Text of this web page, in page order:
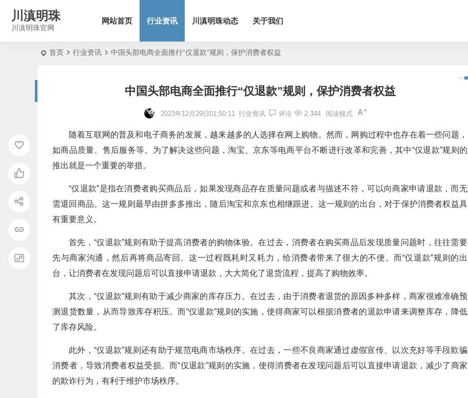
川滇明珠
川滇明珠官网
网站首页 行业资讯 川滇明珠动态 关于我们
首页 行业资讯 中国头部电商全面推行“仅退款”规则，保护消费者权益
中国头部电商全面推行“仅退款”规则，保护消费者权益
2023年12月29日01:50:11 行业资讯 评论 2,344 阅读模式
随着互联网的普及和电子商务的发展，越来越多的人选择在网上购物。然而，网购过程中也存在着一些问题，
如商品质量、售后服务等。为了解决这些问题，淘宝、京东等电商平台不断进行改革和完善，其中“仅退款”规则的
推出就是一个重要的举措。
“仅退款”是指在消费者购买商品后，如果发现商品存在质量问题或者与描述不符，可以向商家申请退款，而无
需退回商品。这一规则最早由拼多多推出，随后淘宝和京东也相继跟进。这一规则的出台，对于保护消费者权益具
有重要意义。
首先，“仅退款”规则有助于提高消费者的购物体验。在过去，消费者在购买商品后发现质量问题时，往往需要
先与商家沟通，然后再将商品寄回。这一过程既耗时又耗力，给消费者带来了很大的不便。而“仅退款”规则的出
台，让消费者在发现问题后可以直接申请退款，大大简化了退货流程，提高了购物效率。
其次，“仅退款”规则有助于减少商家的库存压力。在过去，由于消费者退货的原因多种多样，商家很难准确预
测退货数量，从而导致库存积压。而“仅退款”规则的实施，使得商家可以根据消费者的退款申请来调整库存，降低
了库存风险。
此外，“仅退款”规则还有助于规范电商市场秩序。在过去，一些不良商家通过虚假宣传、以次充好等手段欺骗
消费者，导致消费者权益受损。而“仅退款”规则的实施，使得消费者在发现问题后可以直接申请退款，减少了商家
的欺诈行为，有利于维护市场秩序。